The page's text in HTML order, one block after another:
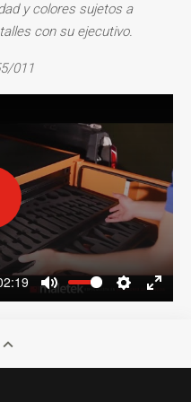
y colores sujetos a
con su ejecutivo.
011
Mute Settings
Enter
keyboard_arrow_up